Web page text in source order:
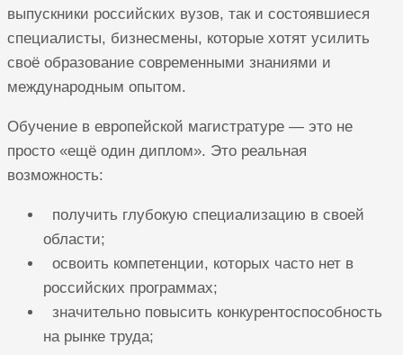
выпускники российских вузов, так и состоявшиеся
специалисты, бизнесмены, которые хотят усилить
своё образование современными знаниями и
международным опытом.
Обучение в европейской магистратуре — это не
просто «ещё один диплом». Это реальная
возможность:
получить глубокую специализацию в своей
области;
освоить компетенции, которых часто нет в
российских программах;
значительно повысить конкурентоспособность
на рынке труда;